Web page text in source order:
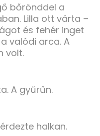
bőrönddel a
Lilla ott várta –
és fehér inget
valódi arca. A
volt.
A gyűrűn.
halkan.